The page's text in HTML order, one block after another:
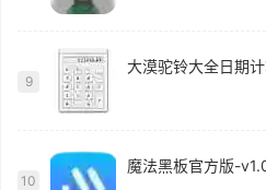
9
大漠驼铃大全日期
10
魔法黑板官方版-